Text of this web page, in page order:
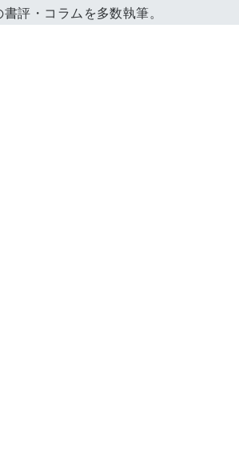
評・コラムを多数執筆。